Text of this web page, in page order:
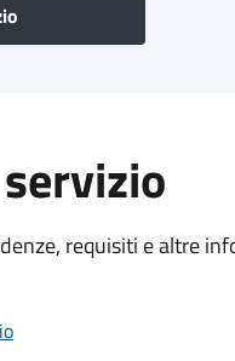
requisiti e altre